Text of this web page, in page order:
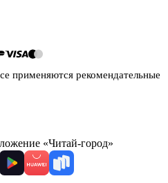
применяются рекомендательные
«Читай-город»